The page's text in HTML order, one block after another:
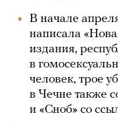
В начале
написала
издания,
в
человек, трое
в Чечне также
и «Сноб» со